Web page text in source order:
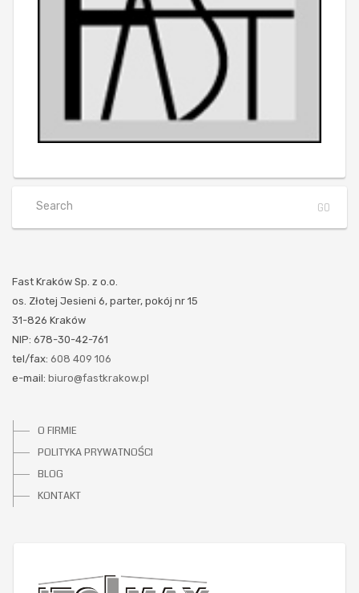
Fast Kraków Sp. z o.o.
os. Złotej Jesieni 6, parter, pokój nr 15
31-826 Kraków
NIP: 678-30-42-761
tel/fax: 608 409 106
e-mail: biuro@fastkrakow.pl
O FIRMIE
POLITYKA PRYWATNOŚCI
BLOG
KONTAKT